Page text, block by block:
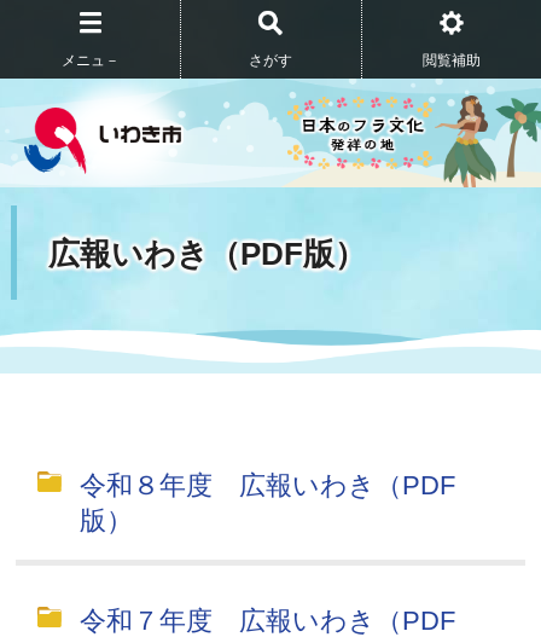
メニュ－ さがす 閲覧補助
広報いわき（PDF版）
令和８年度 広報いわき（PDF
版）
令和７年度 広報いわき（PDF